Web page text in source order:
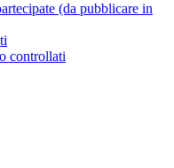
(da pubblicare in
controllati